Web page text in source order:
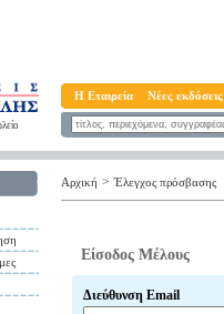
Η Εταιρεία Νέες εκδόσεις
Αρχική > Έλεγχος πρόσβασης
Είσοδος Μέλους
Διεύθυνση Email